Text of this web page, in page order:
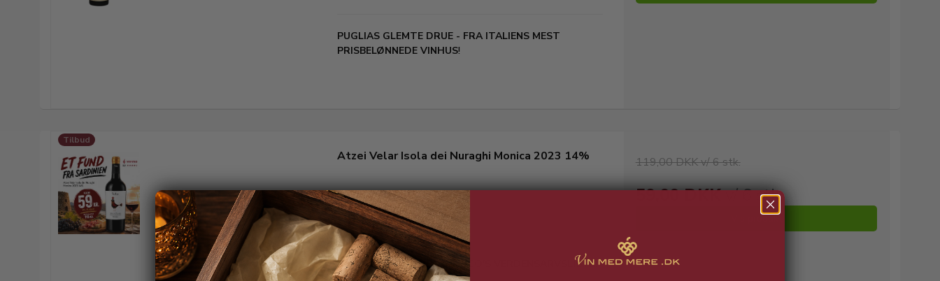
PUGLIAS GLEMTE DRUE - FRA ITALIENS MEST
PRISBELØNNEDE VINHUS!
Tilbud
Atzei Velar Isola dei Nuraghi Monica 2023 14%
VIN FRA OMRÅDE PÅ UNESCO'S VERDENSARVSLISTE
119,00 DKK v/ 6 stk.
59,00 DKKv/ 6 stk.
Vis produkt